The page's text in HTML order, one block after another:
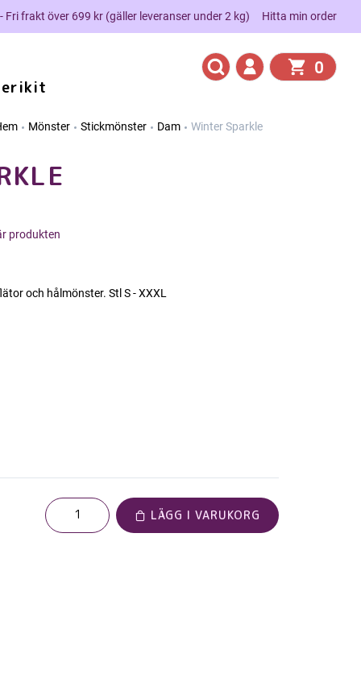
Fri frakt över 699 kr (gäller leveranser under 2 kg) Hitta min order
0
Mönster Stickmönster Dam Winter Sparkle
produkten
och hålmönster. Stl S - XXXL
LÄGG I VARUKORG